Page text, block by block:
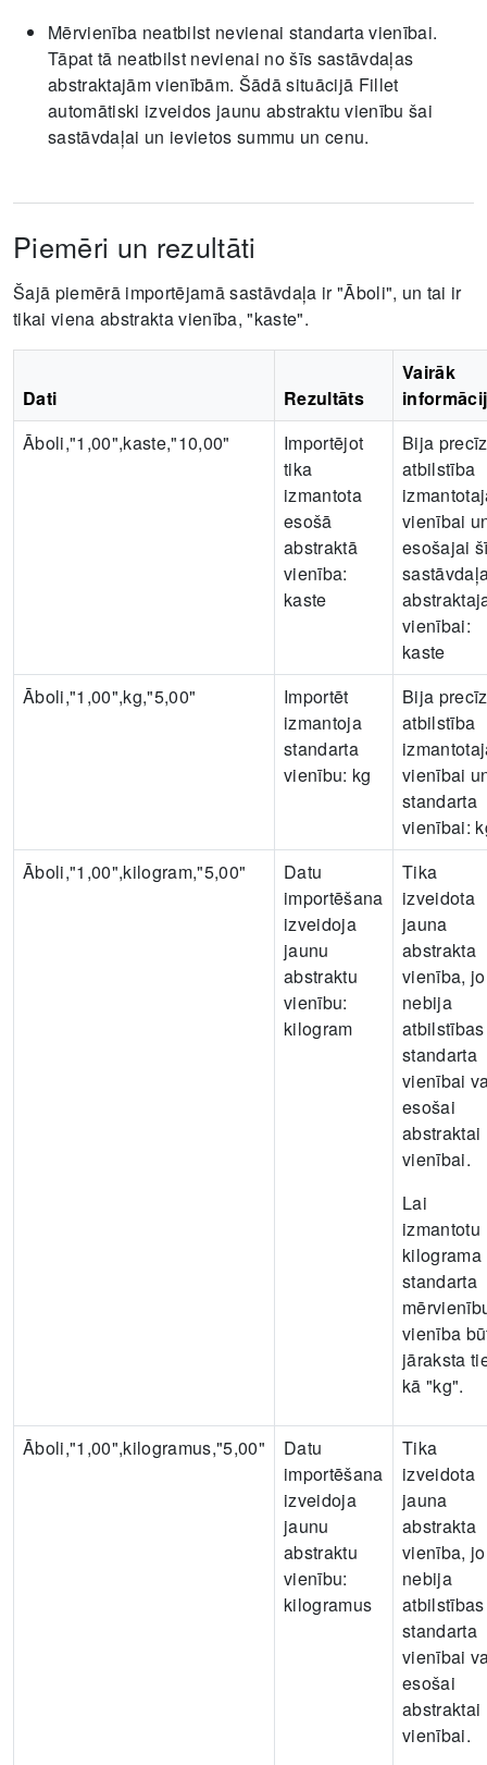
Mērvienība neatbilst nevienai standarta vienībai.
Tāpat tā neatbilst nevienai no šīs sastāvdaļas
abstraktajām vienībām. Šādā situācijā Fillet
automātiski izveidos jaunu abstraktu vienību šai
sastāvdaļai un ievietos summu un cenu.
Piemēri un rezultāti
Šajā piemērā importējamā sastāvdaļa ir "Āboli", un tai ir
tikai viena abstrakta vienība, "kaste".
Dati Rezultāts
Vairāk
Āboli,"1,00",kaste,"10,00"
Importējot
tika
izmantota
esošā
abstraktā
vienība:
kaste
Bija
atbilstība
vienībai
esošajai
vienībai:
kaste
Āboli,"1,00",kg,"5,00"
Importēt
izmantoja
standarta
vienību: kg
Bija
atbilstība
vienībai
standarta
vienībai:
Āboli,"1,00",kilogram,"5,00"
Datu
importēšana
izveidoja
jaunu
abstraktu
vienību:
kilogram
Tika
izveidota
jauna
abstrakta
vienība, jo
nebija
atbilstības
standarta
vienībai
esošai
abstraktai
vienībai.
Lai
izmantotu
kilograma
standarta
vienība
jāraksta
kā "kg".
Āboli,"1,00",kilogramus,"5,00"
Datu
importēšana
izveidoja
jaunu
abstraktu
vienību:
kilogramus
Tika
izveidota
jauna
abstrakta
vienība, jo
nebija
atbilstības
standarta
vienībai
esošai
abstraktai
vienībai.